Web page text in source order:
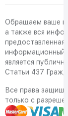
Обращаем ваше
а также вся
информационный
является
Статьи 437
Все права
только с